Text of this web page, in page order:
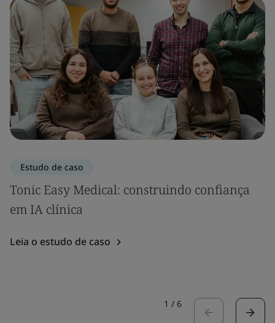
Estudo de caso
Tonic Easy Medical: construindo confiança
em IA clínica
Leia o estudo de caso
1 / 6